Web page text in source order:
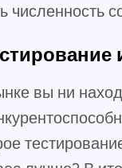
численность
вы ни